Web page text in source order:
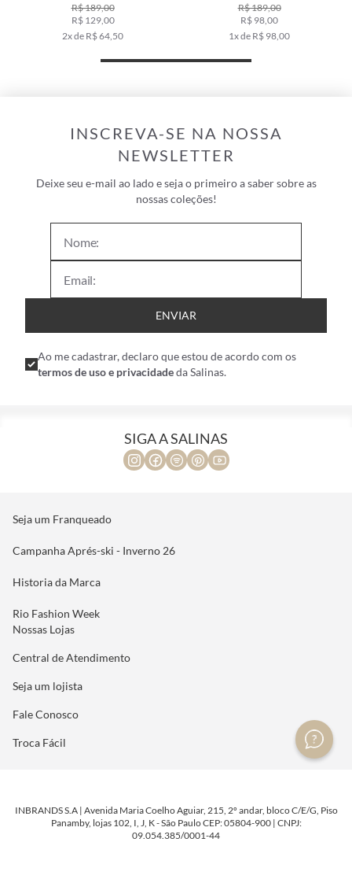
2x de R$ 64,50
1x de R$ 98,00
INSCREVA-SE NA NOSSA
NEWSLETTER
Deixe seu e-mail ao lado e seja o primeiro a saber sobre as
nossas coleções!
ENVIAR
Ao me cadastrar, declaro que estou de acordo com os
termos de uso e privacidadeda Salinas.
SIGA A SALINAS
Seja um Franqueado
Campanha Aprés-ski - Inverno 26
Historia da Marca
Rio Fashion Week
Nossas Lojas
Central de Atendimento
Seja um lojista
Fale Conosco
Troca Fácil
INBRANDS S.A | Avenida Maria Coelho Aguiar, 215, 2º andar, bloco C/E/G, Piso
Panamby, lojas 102, I, J, K - São Paulo CEP: 05804-900 | CNPJ:
09.054.385/0001-44